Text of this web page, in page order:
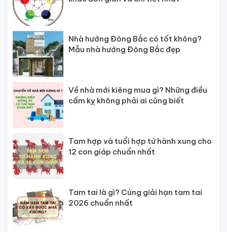
Nhà hướng Đông Bắc có tốt không?
Mẫu nhà hướng Đông Bắc đẹp
Về nhà mới kiêng mua gì? Những điều
cấm kỵ không phải ai cũng biết
Tam hợp và tuổi hợp tứ hành xung cho
12 con giáp chuẩn nhất
Tam tai là gì? Cúng giải hạn tam tai
2026 chuẩn nhất